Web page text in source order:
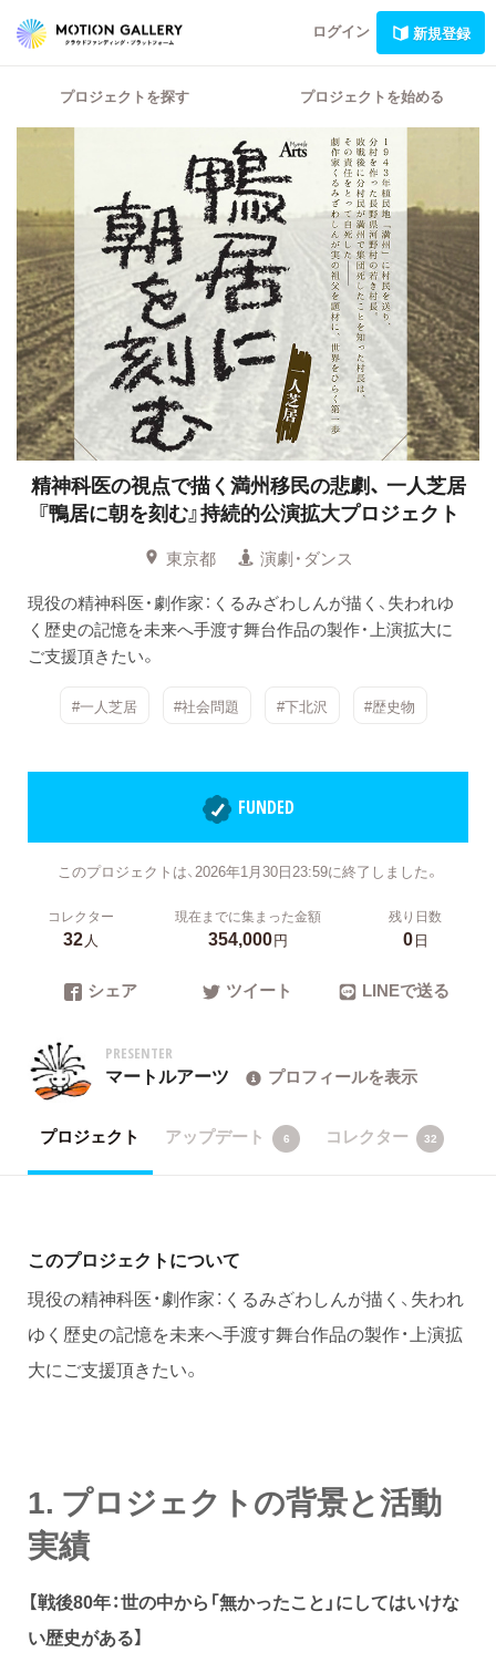
ログイン 新規登録
プロジェクトを探す プロジェクトを始める
精神科医の視点で描く満州移民の悲劇、 一人芝居
『鴨居に朝を刻む』持続的公演拡大プロジェクト
東京都
演劇・ダンス
現役の精神科医・劇作家：くるみざわしんが描く、失われゆ
く歴史の記憶を未来へ手渡す舞台作品の製作・上演拡大に
ご支援頂きたい。
#一人芝居 #社会問題 #下北沢 #歴史物
FUNDED
このプロジェクトは、2026年1月30日23:59に終了しました。
コレクター
32人
現在までに集まった金額
354,000円
残り日数
0日
シェア ツイート LINEで送る
PRESENTER
マートルアーツ プロフィールを表示
プロジェクト アップデート 6 コレクター 32
このプロジェクトについて
現役の精神科医・劇作家：くるみざわしんが描く、失われ
ゆく歴史の記憶を未来へ手渡す舞台作品の製作・上演拡
大にご支援頂きたい。
1. プロジェクトの背景と活動
実績
【戦後80年：世の中から「無かったこと」にしてはいけな
い歴史がある】